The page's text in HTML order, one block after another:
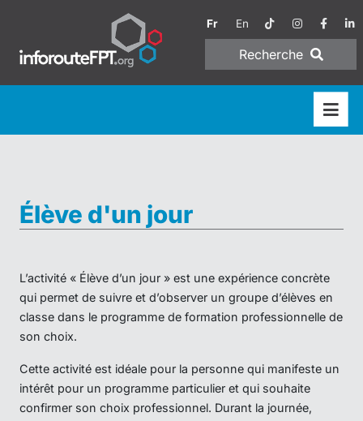
Fr En
Recherche
Élève d'un jour
L’activité « Élève d’un jour » est une expérience concrète
qui permet de suivre et d’observer un groupe d’élèves en
classe dans le programme de formation professionnelle de
son choix.
Cette activité est idéale pour la personne qui manifeste un
intérêt pour un programme particulier et qui souhaite
confirmer son choix professionnel. Durant la journée,